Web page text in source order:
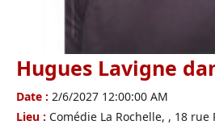
Hugues Lavigne
Date : 2/6/2027 12:00:00 AM
Lieu : Comédie La Rochelle, , 18 rue